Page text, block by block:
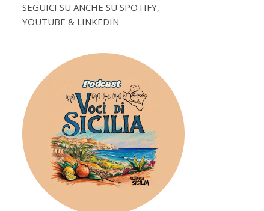
SEGUICI SU ANCHE SU SPOTIFY,
YOUTUBE & LINKEDIN